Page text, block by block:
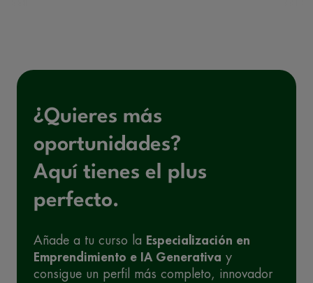
¿Quieres más
oportunidades?
Aquí tienes el plus
perfecto.
Añade a tu curso la Especialización en
Emprendimiento e IA Generativa y
consigue un perfil más completo, innovador